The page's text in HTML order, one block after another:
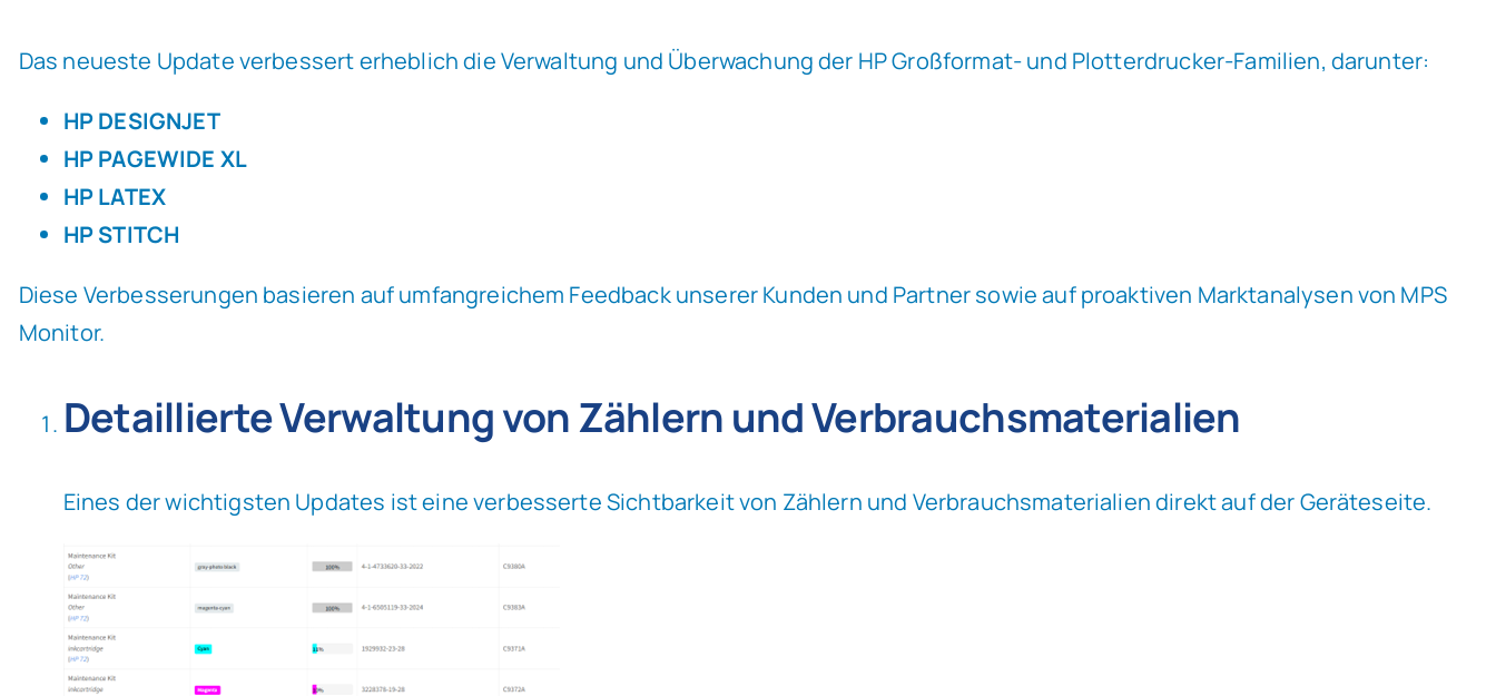
Das neueste Update verbessert erheblich die Verwaltung und Überwachung der HP Großformat- und Plotterdrucker-Familien, darunter:
HP DESIGNJET
HP PAGEWIDE XL
HP LATEX
HP STITCH
Diese Verbesserungen basieren auf umfangreichem Feedback unserer Kunden und Partner sowie auf proaktiven Marktanalysen von MPS
Monitor.
Detaillierte Verwaltung von Zählern und Verbrauchsmaterialien
Eines der wichtigsten Updates ist eine verbesserte Sichtbarkeit von Zählern und Verbrauchsmaterialien direkt auf der Geräteseite.